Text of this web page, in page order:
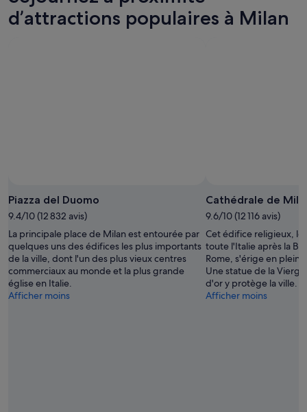
-
7
7
août
ce
week-
Milan
pour
d’attractions populaires à Milan
Piazza del Duomo
9.4/10 (12 832 avis)
La principale place de Milan est entourée par
quelques uns des édifices les plus importants
de la ville, dont l'un des plus vieux centres
commerciaux au monde et la plus grande
église en Italie.
Afficher moins
Cathédrale de
9.6/10 (12 116 avis)
Cet édifice religieux, le
toute l'Italie après la
Rome, s'érige en plein
Une statue de la
d'or y protège la ville.
Afficher moins